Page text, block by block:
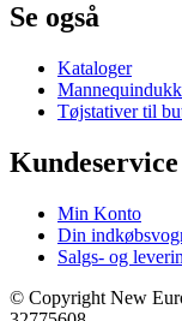
Se også
Kataloger
Tøjstativer til
Kundeservice
Min Konto
Din
Salgs- og
© Copyright New